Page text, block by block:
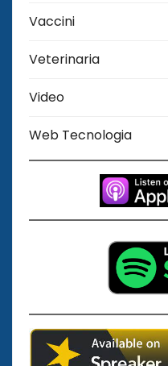
Vaccini
Veterinaria
Video
Web Tecnologia